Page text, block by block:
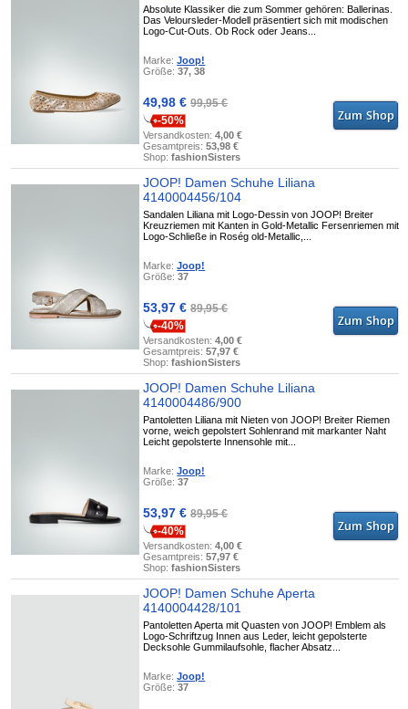
Absolute Klassiker die zum Sommer gehören: Ballerinas.
Das Veloursleder-Modell präsentiert sich mit modischen
Logo-Cut-Outs. Ob Rock oder Jeans...
Marke:Joop!
Größe:37, 38
49,98 €99,95 €
-50%
Versandkosten:4,00 €
Gesamtpreis:53,98 €
Shop:fashionSisters
JOOP! Damen Schuhe Liliana
4140004456/104
Sandalen Liliana mit Logo-Dessin von JOOP! Breiter
Kreuzriemen mit Kanten in Gold-Metallic Fersenriemen mit
Logo-Schließe in Roség old-Metallic,...
Marke:Joop!
Größe:37
53,97 €89,95 €
-40%
Versandkosten:4,00 €
Gesamtpreis:57,97 €
Shop:fashionSisters
JOOP! Damen Schuhe Liliana
4140004486/900
Pantoletten Liliana mit Nieten von JOOP! Breiter Riemen
vorne, weich gepolstert Sohlenrand mit markanter Naht
Leicht gepolsterte Innensohle mit...
Marke:Joop!
Größe:37
53,97 €89,95 €
-40%
Versandkosten:4,00 €
Gesamtpreis:57,97 €
Shop:fashionSisters
JOOP! Damen Schuhe Aperta
4140004428/101
Pantoletten Aperta mit Quasten von JOOP! Emblem als
Logo-Schriftzug Innen aus Leder, leicht gepolsterte
Decksohle Gummilaufsohle, flacher Absatz...
Marke:Joop!
Größe:37